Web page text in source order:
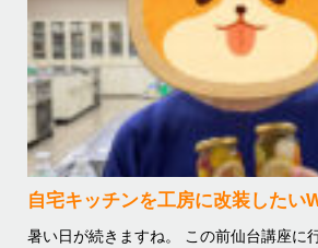
自宅キッチンを工房に改装したい
暑い日が続きますね。 この前仙台講座に